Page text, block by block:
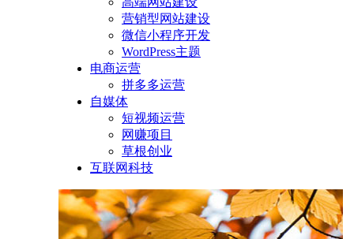
营销型网站建设
微信小程序开发
WordPress主题
电商运营
拼多多运营
自媒体
短视频运营
网赚项目
草根创业
互联网科技